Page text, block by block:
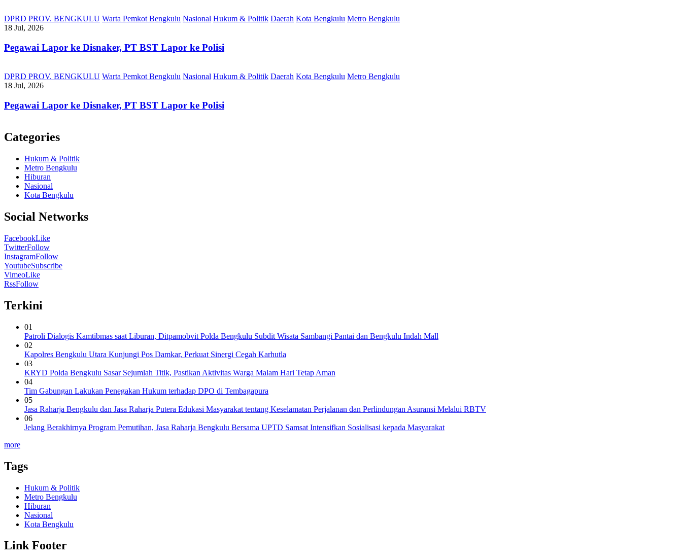
DPRD PROV. BENGKULU Warta Pemkot Bengkulu Nasional Hukum & Politik Daerah Kota Bengkulu Metro Bengkulu
18 Jul, 2026
Pegawai Lapor ke Disnaker, PT BST Lapor ke Polisi
DPRD PROV. BENGKULU Warta Pemkot Bengkulu Nasional Hukum & Politik Daerah Kota Bengkulu Metro Bengkulu
18 Jul, 2026
Pegawai Lapor ke Disnaker, PT BST Lapor ke Polisi
Categories
Hukum & Politik
Metro Bengkulu
Hiburan
Nasional
Kota Bengkulu
Social Networks
FacebookLike
TwitterFollow
InstagramFollow
YoutubeSubscribe
VimeoLike
RssFollow
Terkini
01
Patroli Dialogis Kamtibmas saat Liburan, Ditpamobvit Polda Bengkulu Subdit Wisata Sambangi Pantai dan Bengkulu Indah Mall
02
Kapolres Bengkulu Utara Kunjungi Pos Damkar, Perkuat Sinergi Cegah Karhutla
03
KRYD Polda Bengkulu Sasar Sejumlah Titik, Pastikan Aktivitas Warga Malam Hari Tetap Aman
04
Tim Gabungan Lakukan Penegakan Hukum terhadap DPO di Tembagapura
05
Jasa Raharja Bengkulu dan Jasa Raharja Putera Edukasi Masyarakat tentang Keselamatan Perjalanan dan Perlindungan Asuransi Melalui RBTV
06
Jelang Berakhirnya Program Pemutihan, Jasa Raharja Bengkulu Bersama UPTD Samsat Intensifkan Sosialisasi kepada Masyarakat
more
Tags
Hukum & Politik
Metro Bengkulu
Hiburan
Nasional
Kota Bengkulu
Link Footer